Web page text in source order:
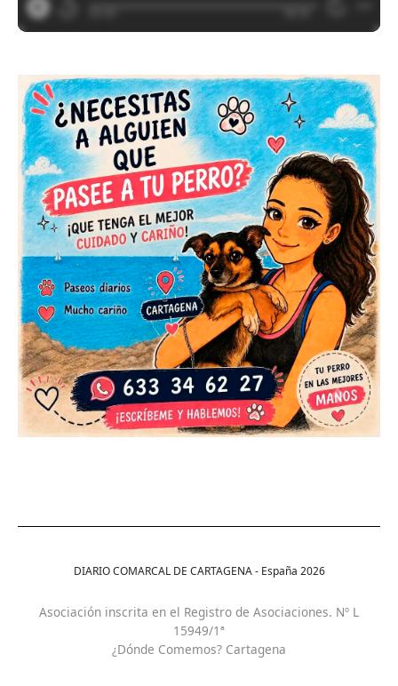
DIARIO COMARCAL DE CARTAGENA - España 2026
Asociación inscrita en el Registro de Asociaciones. Nº L
15949/1ª
¿Dónde Comemos? Cartagena